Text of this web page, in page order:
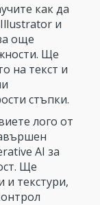
как да
Illustrator и
още
Ще
на текст и
стъпки.
лого от
AI за
Ще
и текстури,